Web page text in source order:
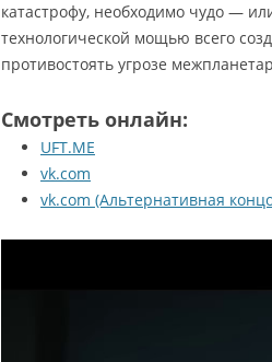
катастрофу, необходимо чудо —
технологической мощью всего
противостоять угрозе
Смотреть онлайн:
UFT.ME
vk.com
vk.com (Альтернативная